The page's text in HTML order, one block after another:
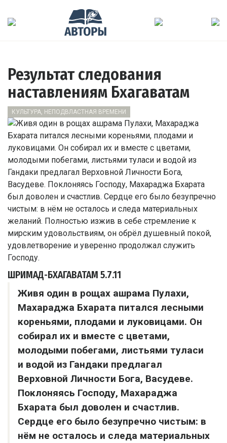
Результат следования
наставлениям Бхагаватам
КУЛЬТУРА, НЕПОДВЛАСТНАЯ ВРЕМЕНИ
ШРИМАД-БХАГАВАТАМ 5.7.11
Живя один в рощах ашрама Пулахи,
Махараджа Бхарата питался лесными
кореньями, плодами и луковицами. Он
собирал их и вместе с цветами,
молодыми побегами, листьями туласи
и водой из Гандаки предлагал
Верховной Личности Бога, Васудеве.
Поклоняясь Господу, Махараджа
Бхарата был доволен и счастлив.
Сердце его было безупречно чистым: в
нём не осталось и следа материальных